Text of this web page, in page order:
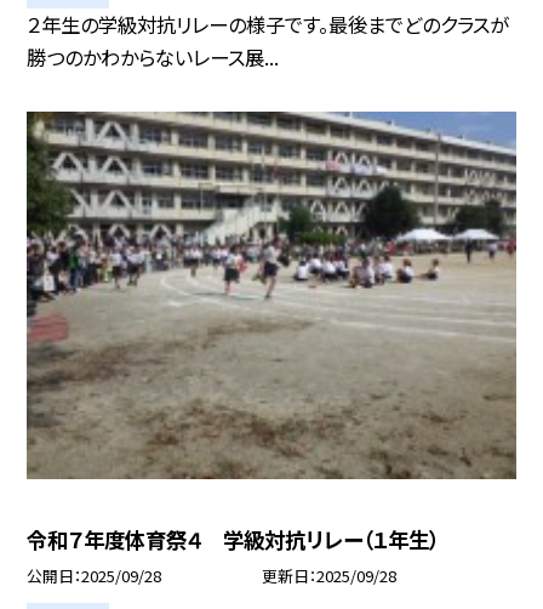
２年生の学級対抗リレーの様子です。最後までどのクラスが
勝つのかわからないレース展...
令和７年度体育祭４ 学級対抗リレー（１年生）
公開日 2025/09/28 更新日 2025/09/28